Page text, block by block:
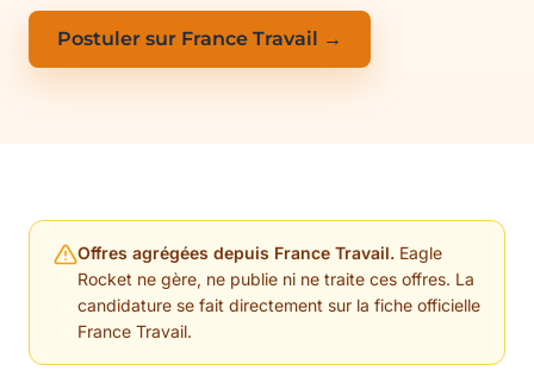
Postuler sur France Travail →
Offres agrégées depuis France Travail. Eagle
Rocket ne gère, ne publie ni ne traite ces offres. La
candidature se fait directement sur la fiche officielle
France Travail.